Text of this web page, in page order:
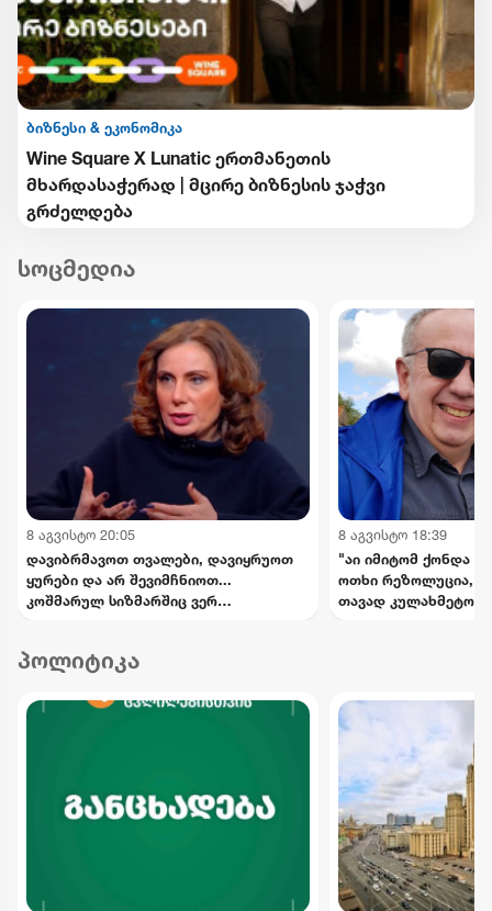
ბიზნესი & ეკონომიკა
Wine Square X Lunatic ერთმანეთის
მხარდასაჭერად | მცირე ბიზნესის ჯაჭვი
გრძელდება
სოცმედია
8 აგვისტო 20:05
დავიბრმავოთ თვალები, დავიყრუოთ
ყურები და არ შევიმჩნიოთ...
კოშმარულ სიზმარშიც ვერ
8 აგვისტო 18:39
"აი იმიტომ ქონდა
ოთხი რეზოლუცია,
თავად
პოლიტიკა